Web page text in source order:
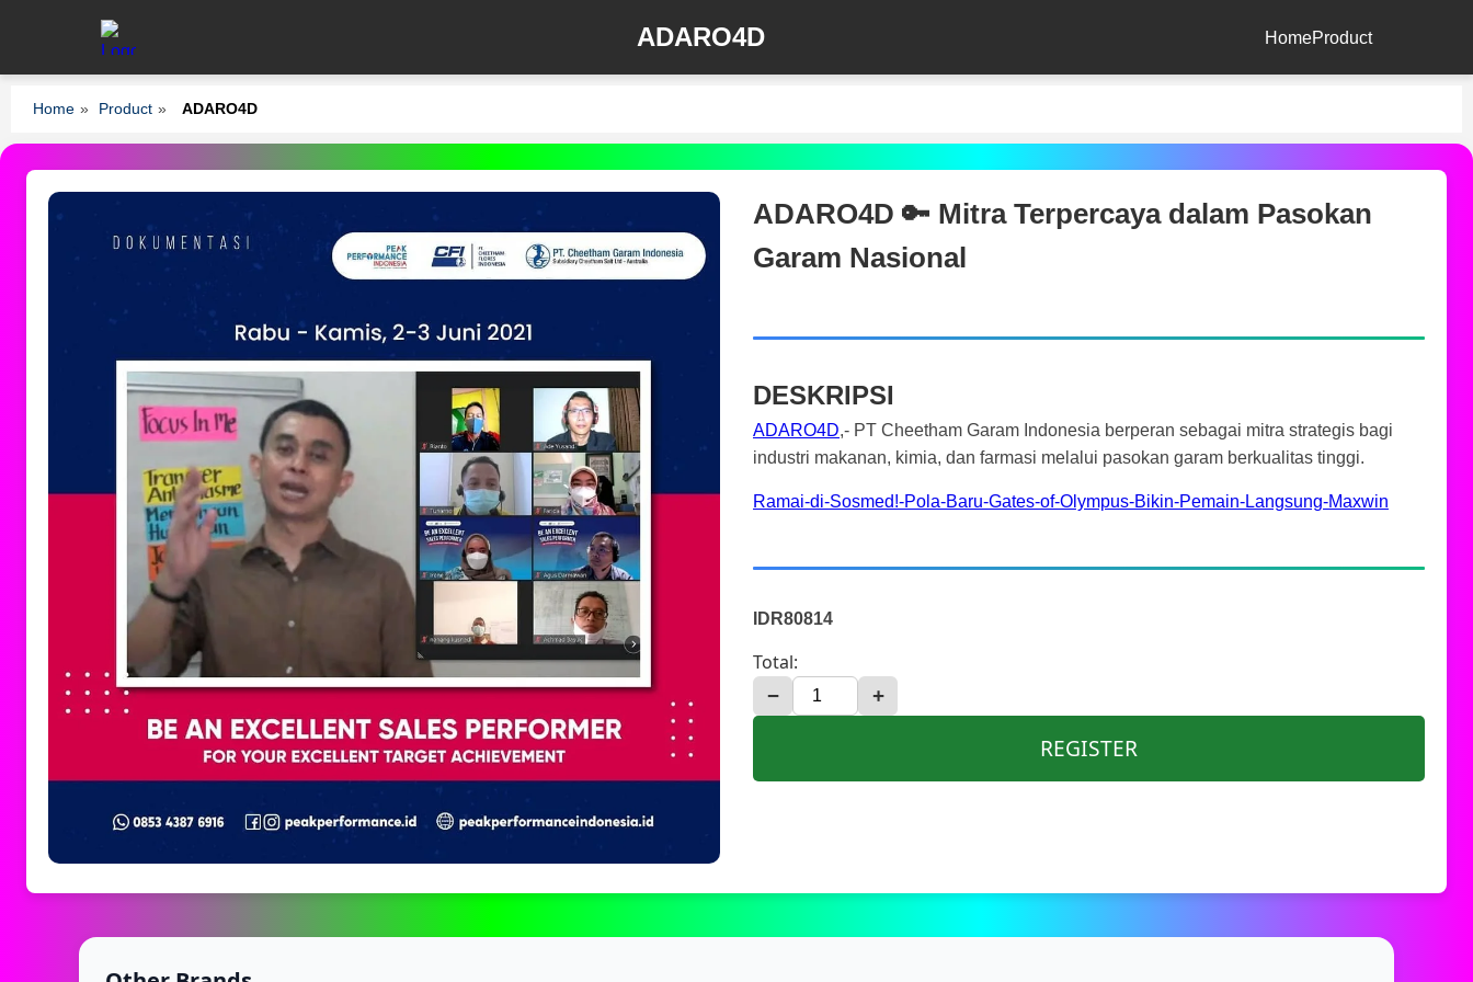
ADARO4D HomeProduct
Home » Product » ADARO4D
ADARO4D 🔑 Mitra Terpercaya dalam Pasokan
Garam Nasional
DESKRIPSI
ADARO4D,- PT Cheetham Garam Indonesia berperan sebagai mitra strategis bagi
industri makanan, kimia, dan farmasi melalui pasokan garam berkualitas tinggi.
Ramai-di-Sosmed!-Pola-Baru-Gates-of-Olympus-Bikin-Pemain-Langsung-Maxwin
IDR80814
Total:
− +
REGISTER